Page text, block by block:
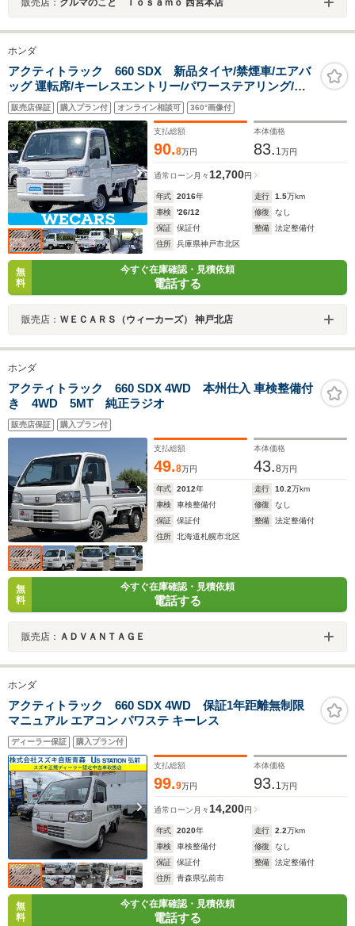
販売店： クルマのこと Ｔｏｓａｍｏ 西宮本店
ホンダ
アクティトラック 660 SDX 新品タイヤ/禁煙車/エアバ
ッグ 運転席/キーレスエントリー/パワーステアリング/マ
ニュアルエアコン/ユーザー買取車/ラジオ
販売店保証 購入プラン付 オンライン相談可 360°画像付
支払総額
90.8万円
本体価格
83. 1万円
通常ローン 月々12,700円
年式 2016年 走行 1.5万km
車検
'26/12 修復
なし
保証
保証付 整備
法定整備付
住所
兵庫県神戸市北区
無
料
今すぐ在庫確認・見積依頼
電話する
販売店： ＷＥＣＡＲＳ（ウィーカーズ） 神戸北店
ホンダ
アクティトラック 660 SDX 4WD 本州仕入 車検整備付
き 4WD 5MT 純正ラジオ
販売店保証 購入プラン付
支払総額
49.8万円
本体価格
43.8万円
年式 2012年 走行 10.2万km
車検
車検整備付 修復
なし
保証
保証付 整備
法定整備付
住所
北海道札幌市北区
無
料
今すぐ在庫確認・見積依頼
電話する
販売店： ＡＤＶＡＮＴＡＧＥ
ホンダ
アクティトラック 660 SDX 4WD 保証1年距離無制限
マニュアル エアコン パワステ キーレス
ディーラー保証 購入プラン付
支払総額
99.9万円
本体価格
93. 1万円
通常ローン 月々14,200円
年式 2020年 走行 2.2万km
車検
車検整備付 修復
なし
保証
保証付 整備
法定整備付
住所
青森県弘前市
無
料
今すぐ在庫確認・見積依頼
電話する